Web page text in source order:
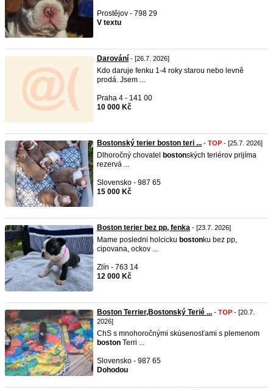
Prostějov - 798 29
V textu
Darování - [26.7. 2026]
Kdo daruje fenku 1-4 roky starou nebo levně
prodá. Jsem ...
Praha 4 - 141 00
10 000 Kč
Bostonský terier boston teri ... - TOP - [25.7. 2026]
Dlhoročný chovatel bostonských teriérov prijíma
rezervá ...
Slovensko - 987 65
15 000 Kč
Boston terier bez pp, fenka - [23.7. 2026]
Mame posledni holcicku bostonku bez pp,
cipovana, ockov ...
Zlín - 763 14
12 000 Kč
Boston Terrier,Bostonský Terié ... - TOP - [20.7.
2026]
ChS s mnohoročnými skúsenosťami s plemenom
boston Terri ...
Slovensko - 987 65
Dohodou